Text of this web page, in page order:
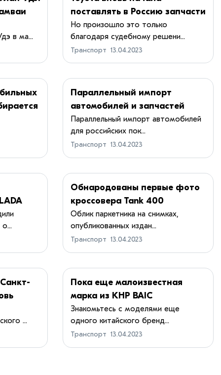
в ма...
поставлять в Россию запчасти
Но произошло это только
благодаря судебному решени...
Транспорт 13.04.2023
Параллельный импорт
автомобилей и запчастей
Параллельный импорт автомобилей
для российских пок...
Транспорт 13.04.2023
Обнародованы первые фото
кроссовера Tank 400
Облик паркетника на снимках,
опубликованных издан...
Транспорт 13.04.2023
...
Пока еще малоизвестная
марка из КНР BAIC
Знакомьтесь с моделями еще
одного китайского бренд...
Транспорт 13.04.2023